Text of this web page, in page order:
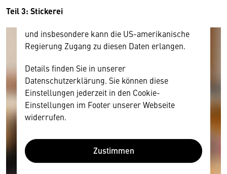
Teil 3: Stickerei
Diese Daten unterliegen keinem dem EU-
und insbesondere kann die US-amerikanische
Regierung Zugang zu diesen Daten erlangen.
Details finden Sie in unserer
Datenschutzerklärung. Sie können diese
Einstellungen jederzeit in den Cookie-
Einstellungen im Footer unserer Webseite
widerrufen.
Zustimmen